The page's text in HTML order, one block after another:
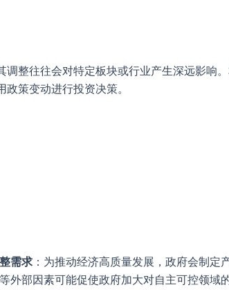
整往往会对特定板块或行业产生深远影响
策变动进行投资决策。
需求 ：为推动经济高质量发展，政府会制定
外部因素可能促使政府加大对自主可控领域